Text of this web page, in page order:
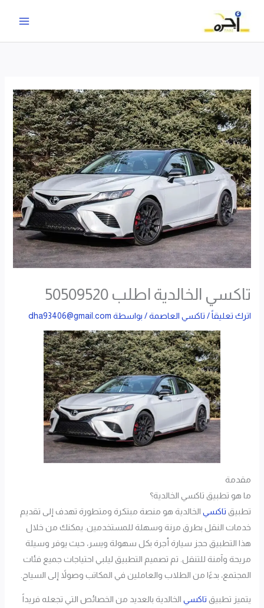
تاكسي الخالدية اطلب 50509520
اترك تعليقاً / تاكسي العاصمة/ بواسطة dha93406@gmail.com
مقدمة
ما هو تطبيق تاكسي الخالدية؟
تطبيق تاكسي الخالدية هو منصة مبتكرة ومتطورة تهدف إلى تقديم
خدمات النقل بطرق مرنة وسهلة للمستخدمين. يمكنك من خلال
هذا التطبيق حجز سيارة أجرة بكل سهولة ويسر، حيث يوفر وسيلة
مريحة وآمنة للتنقل. تم تصميم التطبيق ليلبي احتياجات جميع فئات
المجتمع، بدءًا من الطلاب والعاملين في المكاتب وصولاً إلى السياح.
يتميز تطبيق تاكسي الخالدية بالعديد من الخصائص التي تجعله فريداً